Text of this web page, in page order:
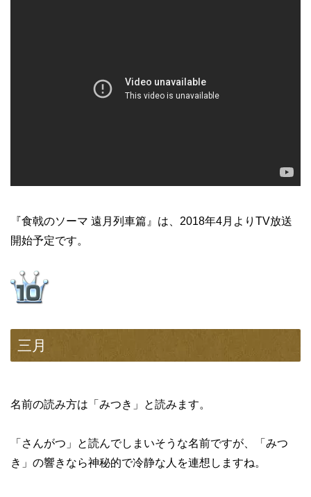
『食戟のソーマ 遠月列車篇』は、2018年4月よりTV放送
開始予定です。
三月
名前の読み方は「みつき」と読みます。
「さんがつ」と読んでしまいそうな名前ですが、「みつ
き」の響きなら神秘的で冷静な人を連想しますね。